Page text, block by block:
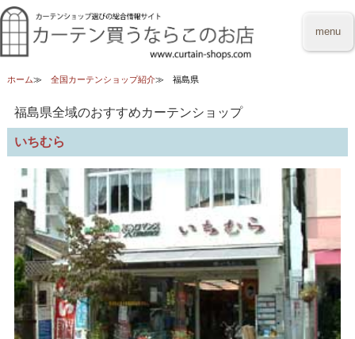
menu
ホーム 全国カーテンショップ紹介 福島県
福島県全域のおすすめカーテンショップ
いちむら